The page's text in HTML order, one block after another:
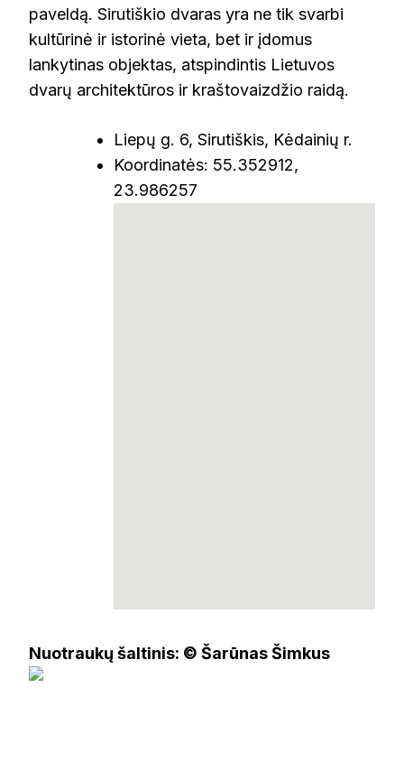
paveldą. Sirutiškio dvaras yra ne tik svarbi
kultūrinė ir istorinė vieta, bet ir įdomus
lankytinas objektas, atspindintis Lietuvos
dvarų architektūros ir kraštovaizdžio raidą.
Liepų g. 6, Sirutiškis, Kėdainių r.
Koordinatės: 55.352912,
23.986257
Nuotraukų šaltinis: © Šarūnas Šimkus